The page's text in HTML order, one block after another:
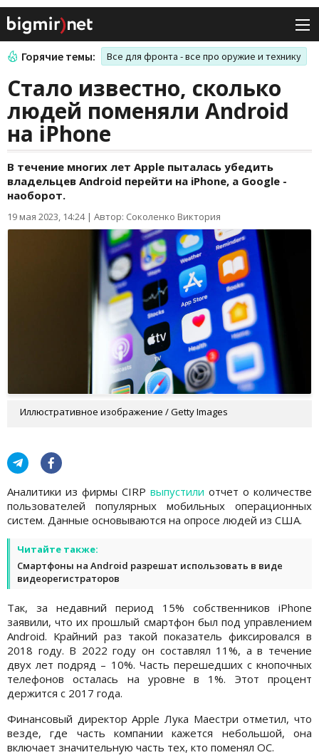
Горячие темы: Все для фронта - все про оружие и технику
Стало известно, сколько
людей поменяли Android
на iPhone
В течение многих лет Apple пыталась убедить
владельцев Android перейти на iPhone, а Google -
наоборот.
19 мая 2023, 14:24| Автор: Соколенко Виктория
Иллюстративное изображение / Getty Images
Аналитики из фирмы CIRP выпустили отчет о количестве
пользователей популярных мобильных операционных
систем. Данные основываются на опросе людей из США.
Читайте также:
Смартфоны на Android разрешат использовать в виде
видеорегистраторов
Так, за недавний период 15% собственников iPhone
заявили, что их прошлый смартфон был под управлением
Android. Крайний раз такой показатель фиксировался в
2018 году. В 2022 году он составлял 11%, а в течение
двух лет подряд – 10%. Часть перешедших с кнопочных
телефонов осталась на уровне в 1%. Этот процент
держится с 2017 года.
Финансовый директор Apple Лука Маестри отметил, что
везде, где часть компании кажется небольшой, она
включает значительную часть тех, кто поменял ОС.